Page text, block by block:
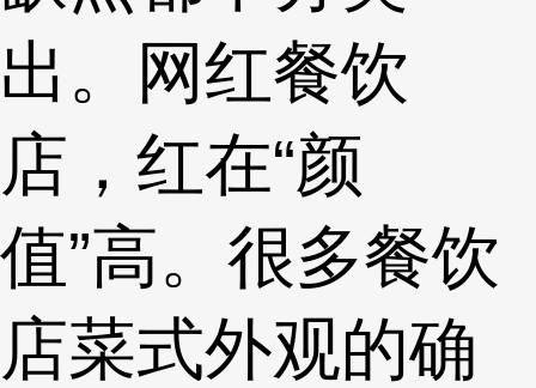
出。网红餐饮
店，红在“颜
值”高。很多餐饮
店菜式外观的确